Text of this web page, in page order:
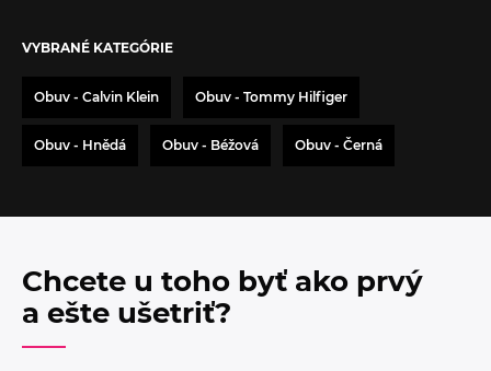
VYBRANÉ KATEGÓRIE
Obuv - Calvin Klein Obuv - Tommy Hilfiger
Obuv - Hnědá Obuv - Béžová Obuv - Černá
Chcete u toho byť ako prvý
a ešte ušetriť?